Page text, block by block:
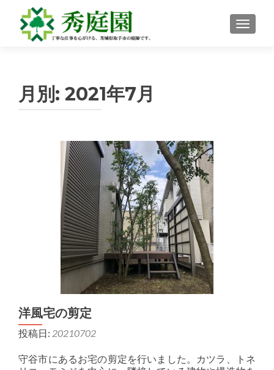
ナビゲ
月別: 2021年7月
洋風宅の剪定
投稿日: 20210702
守谷市にあるお宅の剪定を行いました。カツラ、トネ